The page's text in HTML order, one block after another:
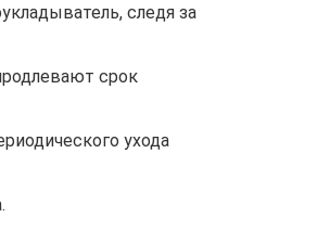
следя за
срок
ухода